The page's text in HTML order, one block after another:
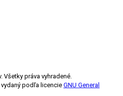
Všetky práva vyhradené.
podľa licencie GNU General